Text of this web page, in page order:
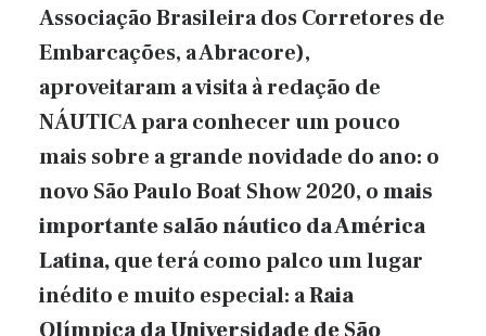
Associação Brasileira dos Corretores de
Embarcações, a Abracore),
aproveitaram a visita à redação de
NÁUTICA para conhecer um pouco
mais sobre a grande novidade do ano: o
novo São Paulo Boat Show 2020, omais
importante salão náutico da América
Latina,que terá como palco um lugar
inédito e muito especial: aRaia